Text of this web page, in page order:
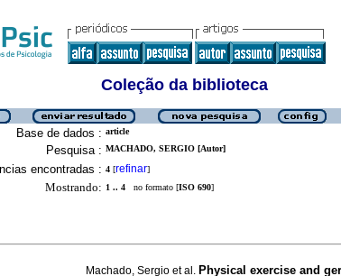
Coleção da biblioteca
Base de dados : article
Pesquisa : MACHADO, SERGIO [Autor]
encontradas : 4 [refinar]
Mostrando: 1 .. 4 no formato [ISO 690]
Machado, Sergio et al. Physical exercise and